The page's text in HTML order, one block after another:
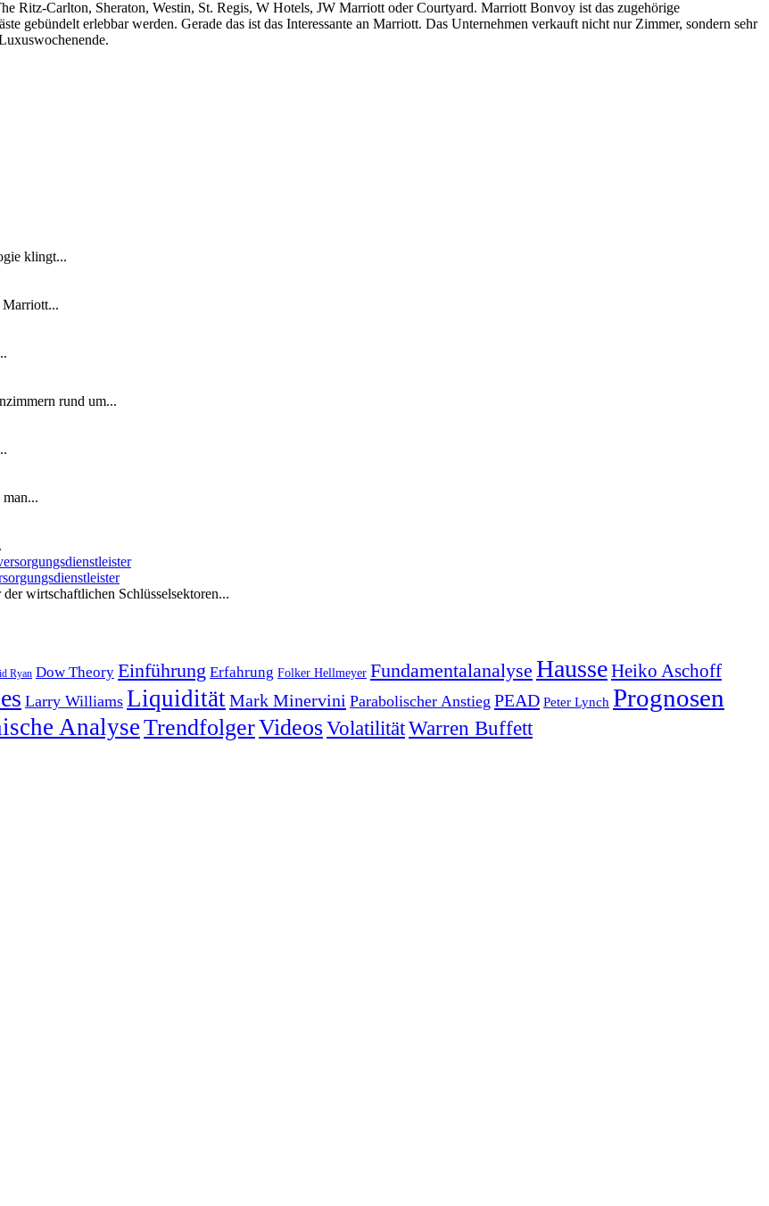
Ritz-Carlton, Sheraton, Westin, St. Regis, W Hotels, JW Marriott oder Courtyard. Marriott Bonvoy ist das zugehörige
gebündelt erlebbar werden. Gerade das ist das Interessante an Marriott. Das Unternehmen verkauft nicht nur Zimmer, sondern sehr
klingt...
Marriott...
rund um...
wirtschaftlichen Schlüsselsektoren...
Ryan Dow Theory Einführung Erfahrung Folker Hellmeyer Fundamentalanalyse HausseHeiko Aschoff
Larry Williams LiquiditätMark Minervini Parabolischer Anstieg PEAD Peter Lynch Prognosen
AnalyseTrendfolgerVideosVolatilitätWarren Buffett